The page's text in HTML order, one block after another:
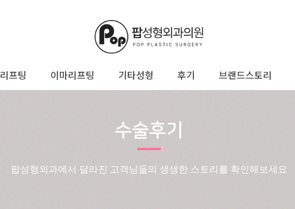
리프팅 이마리프팅 기타성형 후기 브랜드스토리
수술후기
팝성형외과에서 달라진 고객님들의 생생한 스토리를 확인해보세요